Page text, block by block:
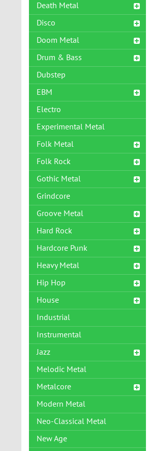
Death Metal
Disco
Doom Metal
Drum & Bass
Dubstep
EBM
Electro
Experimental Metal
Folk Metal
Folk Rock
Gothic Metal
Grindcore
Groove Metal
Hard Rock
Hardcore Punk
Heavy Metal
Hip Hop
House
Industrial
Instrumental
Jazz
Melodic Metal
Metalcore
Modern Metal
Neo-Classical Metal
New Age